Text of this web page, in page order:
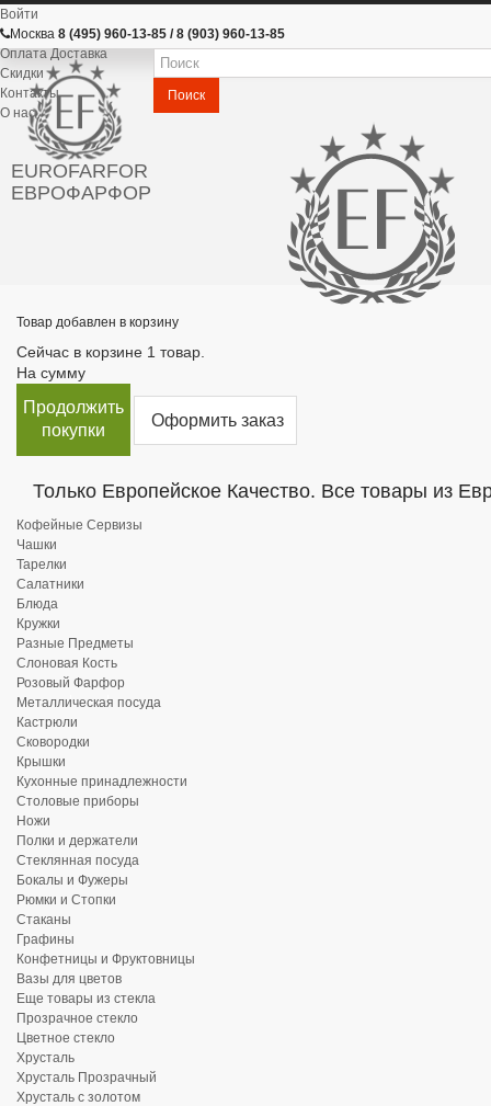
Войти
Москва 8 (495) 960-13-85 / 8 (903) 960-13-85
Оплата Доставка
Скидки
Контакты
О нас
EUROFARFOR
ЕВРОФАРФОР
Поиск
Товар добавлен в корзину
Сейчас в корзине 1 товар.
На сумму
Продолжить
покупки
Оформить заказ
Только Европейское Качество. Все товары из
Кофейные Сервизы
Чашки
Тарелки
Салатники
Блюда
Кружки
Разные Предметы
Слоновая Кость
Розовый Фарфор
Металлическая посуда
Кастрюли
Сковородки
Крышки
Кухонные принадлежности
Столовые приборы
Ножи
Полки и держатели
Стеклянная посуда
Бокалы и Фужеры
Рюмки и Стопки
Стаканы
Графины
Конфетницы и Фруктовницы
Вазы для цветов
Еще товары из стекла
Прозрачное стекло
Цветное стекло
Хрусталь
Хрусталь Прозрачный
Хрусталь с золотом